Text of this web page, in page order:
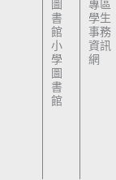
圖
書
館
小
學
圖
書
館
專區
學生
事務
資訊
網